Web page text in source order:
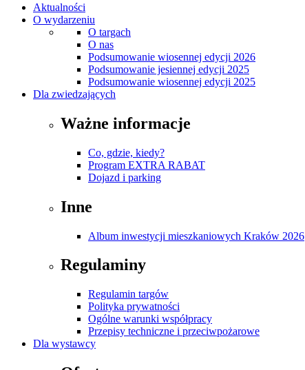
Aktualności
O wydarzeniu
O targach
O nas
Podsumowanie wiosennej edycji 2026
Podsumowanie jesiennej edycji 2025
Podsumowanie wiosennej edycji 2025
Dla zwiedzających
Ważne informacje
Co, gdzie, kiedy?
Program EXTRA RABAT
Dojazd i parking
Inne
Album inwestycji mieszkaniowych Kraków 2026
Regulaminy
Regulamin targów
Polityka prywatności
Ogólne warunki współpracy
Przepisy techniczne i przeciwpożarowe
Dla wystawcy